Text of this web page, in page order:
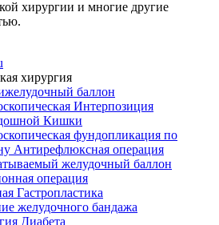
хирургии и многие другие
хирургия
баллон
Интерпозиция
Кишки
фундопликация по
Антирефлюксная операция
желудочный баллон
операция
Гастропластика
желудочного бандажа
Диабета